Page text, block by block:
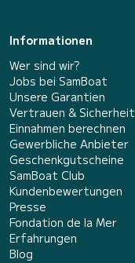
Informationen
Wer sind wir?
Jobs bei SamBoat
Unsere Garantien
Vertrauen & Sicherheit
Einnahmen berechnen
Gewerbliche Anbieter
Geschenkgutscheine
SamBoat Club
Kundenbewertungen
Presse
Fondation de la Mer
Erfahrungen
Blog